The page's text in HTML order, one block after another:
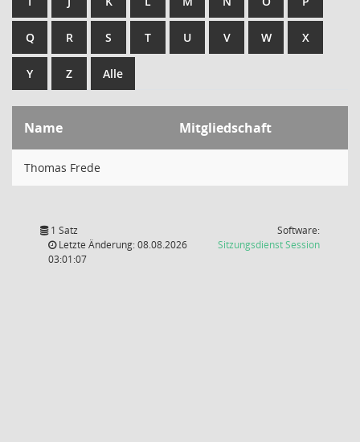
Q R S T U V W X
Y Z Alle
Name Mitgliedschaft
Thomas Frede
1 Satz
Letzte Änderung: 08.08.2026
03:01:07
Software:
SitzungsdienstSession(Wird in